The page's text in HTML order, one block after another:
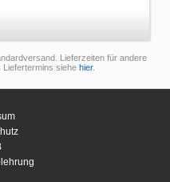
Lieferzeiten für andere
Liefertermins siehe hier.